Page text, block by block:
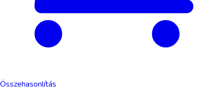
Összehasonlítás